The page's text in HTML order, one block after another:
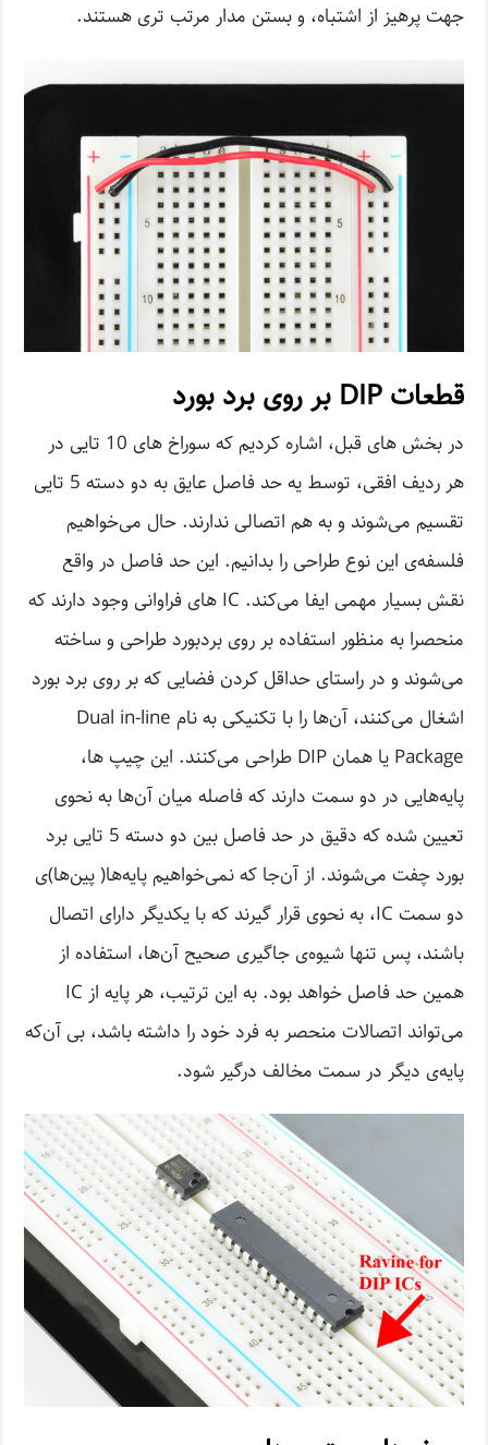
جهت پرهیز از اشتباه، و بستن مدار مرتب تری هستند.
قطعات DIP بر روی برد بورد
در بخش های قبل، اشاره کردیم که سوراخ های 10 تایی در
هر ردیف افقی، توسط یه حد فاصل عایق به دو دسته 5 تایی
تقسیم می‌شوند و به هم اتصالی ندارند. حال می‌خواهیم
فلسفه‌ی این نوع طراحی را بدانیم. این حد فاصل در واقع
نقش بسیار مهمی ایفا می‌کند. IC های فراوانی وجود دارند که
منحصرا به منظور استفاده بر روی بردبورد طراحی و ساخته
می‌شوند و در راستای حداقل کردن فضایی که بر روی برد بورد
اشغال می‌کنند، آن‌ها را با تکنیکی به نام Dual in-line
Package یا همان DIP طراحی می‌کنند. این چیپ ها،
پایه‌هایی در دو سمت دارند که فاصله میان آن‌ها به نحوی
تعیین شده که دقیق در حد فاصل بین دو دسته 5 تایی برد
بورد چفت می‌شوند. از آن‌جا که نمی‌خواهیم پایه‌ها( پین‌ها)ی
دو سمت IC، به نحوی قرار گیرند که با یکدیگر دارای اتصال
باشند، پس تنها شیوه‌ی جاگیری صحیح آن‌ها، استفاده از
همین حد فاصل خواهد بود. به این ترتیب، هر پایه از IC
می‌تواند اتصالات منحصر به فرد خود را داشته باشد، بی آن‌که
پایه‌ی دیگر در سمت مخالف درگیر شود.